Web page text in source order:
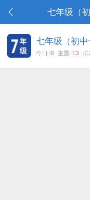
七年级（
七年级（初
今日: 0 主题: 13 排